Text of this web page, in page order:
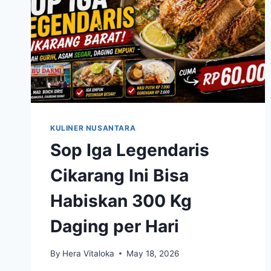
KULINER NUSANTARA
Sop Iga Legendaris
Cikarang Ini Bisa
Habiskan 300 Kg
Daging per Hari
By Hera Vitaloka May 18, 2026